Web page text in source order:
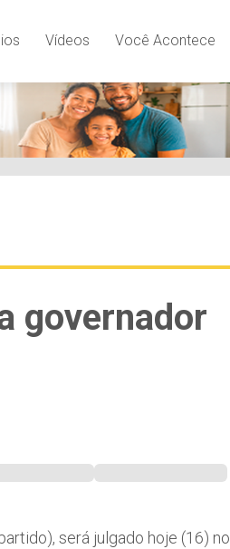
Vídeos Você Acontece
governador
será julgado hoje (16) no